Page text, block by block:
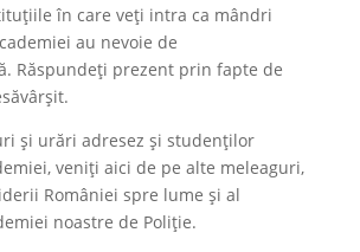
în care veți intra ca mândri
au nevoie de
Răspundeți prezent prin fapte de
și urări adresez și studenților
veniți aici de pe alte meleaguri,
României spre lume și al
noastre de Poliție.